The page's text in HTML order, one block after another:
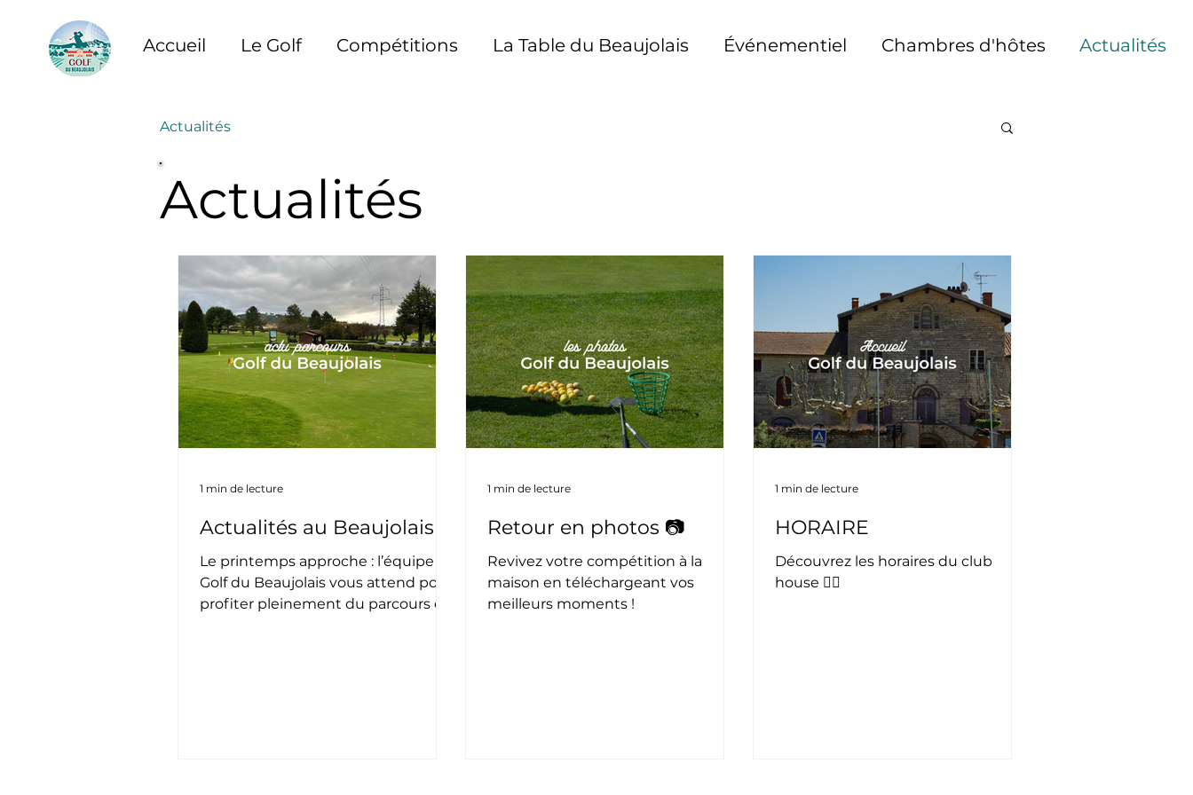
Accueil Le Golf Compétitions La Table du Beaujolais Événementiel Chambres d'hôtes Actualités
Actualités
Actualités
Actualités au Beaujolais
Le printemps approche : l’équipe du
Golf du Beaujolais vous attend pour
profiter pleinement du parcours et
1 min de lecture
Retour en photos 📷
Revivez votre compétition à la
maison en téléchargeant vos
meilleurs moments !
1 min de lecture
HORAIRE
Découvrez les horaires du club
house 🏌🏼
1 min de lecture